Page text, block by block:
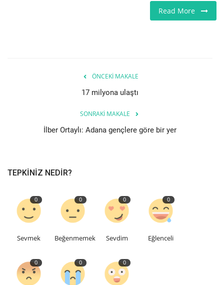
İletişim
English Turkish
Read More
ÖNCEKI MAKALE
17 milyona ulaştı
SONRAKI MAKALE
İlber Ortaylı: Adana gençlere göre bir yer
TEPKINIZ NEDIR?
0
Sevmek
0
Beğenmemek
0
Sevdim
0
Eğlenceli
0 0 0